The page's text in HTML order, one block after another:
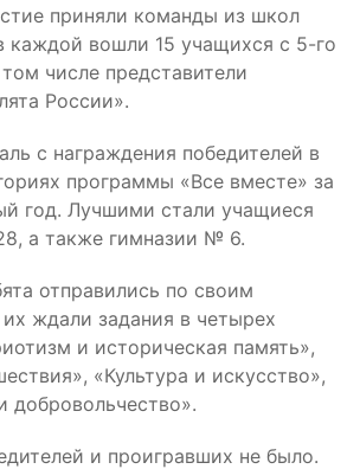
приняли команды из школ
каждой вошли 15 учащихся с 5-го
числе представители
России».
с награждения победителей в
программы «Все вместе» за
год. Лучшими стали учащиеся
а также гимназии № 6.
отправились по своим
ждали задания в четырех
и историческая память»,
«Культура и искусство»,
добровольчество».
и проигравших не было.